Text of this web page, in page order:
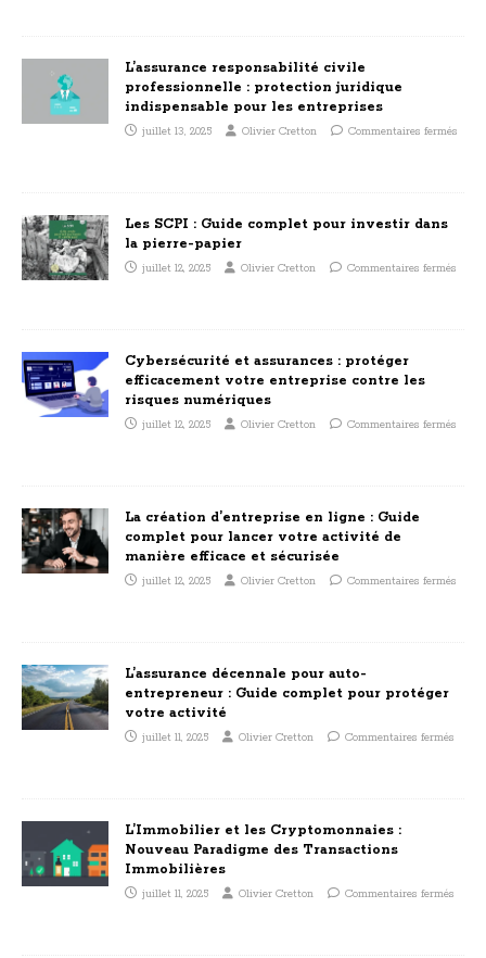
L’assurance responsabilité civile
professionnelle : protection juridique
indispensable pour les entreprises
juillet 13, 2025 Olivier Cretton Commentaires fermés
Les SCPI : Guide complet pour investir dans
la pierre-papier
juillet 12, 2025 Olivier Cretton Commentaires fermés
Cybersécurité et assurances : protéger
efficacement votre entreprise contre les
risques numériques
juillet 12, 2025 Olivier Cretton Commentaires fermés
La création d’entreprise en ligne : Guide
complet pour lancer votre activité de
manière efficace et sécurisée
juillet 12, 2025 Olivier Cretton Commentaires fermés
L’assurance décennale pour auto-
entrepreneur : Guide complet pour protéger
votre activité
juillet 11, 2025 Olivier Cretton Commentaires fermés
L’Immobilier et les Cryptomonnaies :
Nouveau Paradigme des Transactions
Immobilières
juillet 11, 2025 Olivier Cretton Commentaires fermés